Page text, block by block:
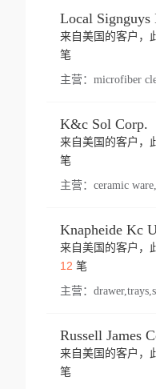
Local Signguys
来自美国的客户，
笔
主营： microfiber
K&c Sol Corp.
来自美国的客户，
笔
主营： ceramic
来自美国的客户，
12 笔
主营：
来自美国的客户，
笔